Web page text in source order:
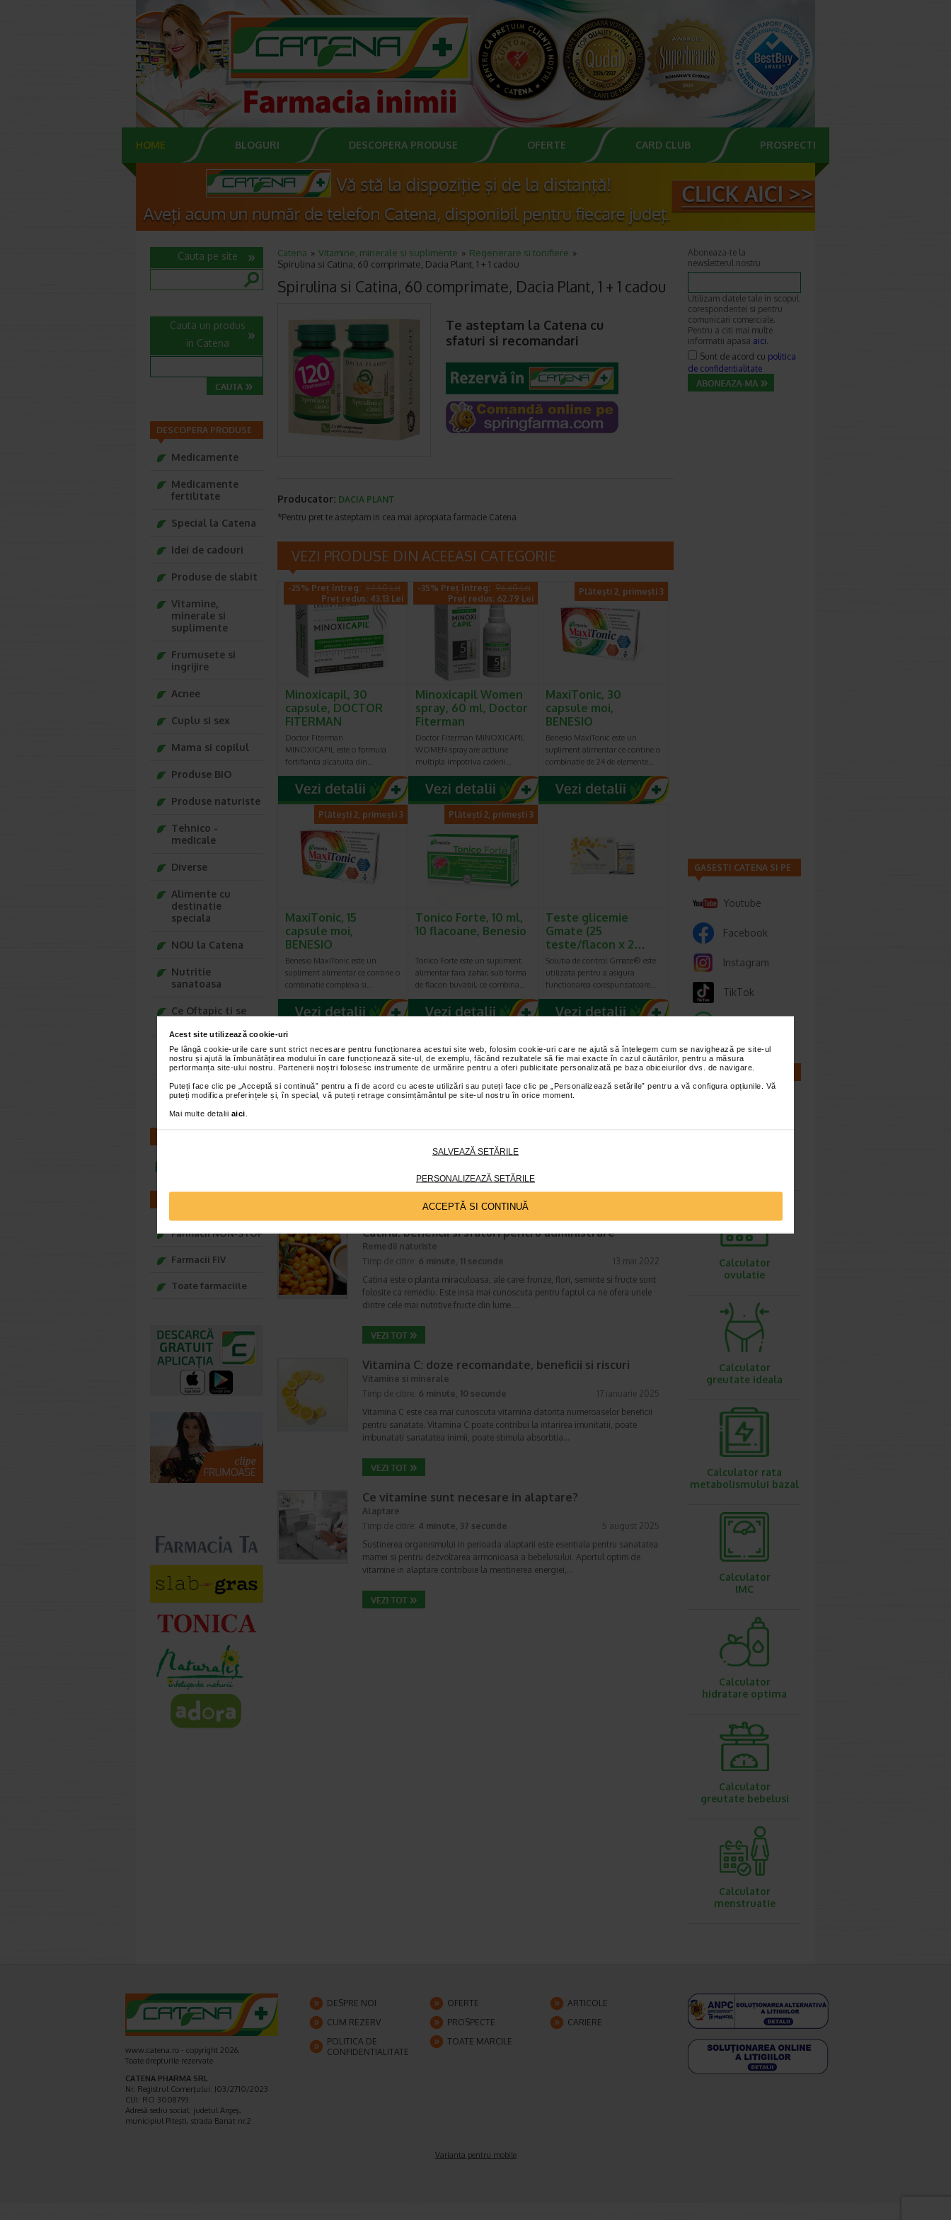
Acest site utilizează cookie-uri
Pe lângă cookie-urile care sunt strict necesare pentru funcționarea acestui site web, folosim cookie-uri care ne ajută să înțelegem cum se navighează pe site-ul
nostru și ajută la îmbunătățirea modului în care funcționează site-ul, de exemplu, făcând rezultatele să fie mai exacte în cazul căutărilor, pentru a măsura
performanța site-ului nostru. Partenerii noștri folosesc instrumente de urmărire pentru a oferi publicitate personalizată pe baza obiceiurilor dvs. de navigare.
Puteți face clic pe „Acceptă si continuă” pentru a fi de acord cu aceste utilizări sau puteți face clic pe „Personalizează setările” pentru a vă configura opțiunile. Vă
puteți modifica preferințele și, în special, vă puteți retrage consimțământul pe site-ul nostru în orice moment.
Mai multe detalii aici
SALVEAZĂ SETĂRILE
PERSONALIZEAZĂ SETĂRILE
ACCEPTĂ SI CONTINUĂ
HOME BLOGURI DESCOPERA PRODUSE OFERTE CARD CLUB PROSPECTE
Catena Vitamine, minerale si suplimente
Regenerare si tonifiere
Spirulina si Catina, 60 comprimate, Dacia Plant, 1 + 1 cadou
Spirulina si Catina, 60 comprimate, Dacia Plant, 1 + 1 cadou
Te asteptam la Catena cu
sfaturi si recomandari
Producator: DACIA PLANT
*Pentru pret te asteptam in cea mai apropiata farmacie Catena
VEZI PRODUSE DIN ACEEASI CATEGORIE
-25% Preț întreg: 57.50 Lei
Preț redus: 43.13 Lei
Minoxicapil, 30
capsule, DOCTOR
FITERMAN
Doctor Fiterman
MINOXICAPIL este o formula
fortifianta alcatuita din…
-35% Preț întreg: 96.60 Lei
Preț redus: 62.79 Lei
Minoxicapil Women
spray, 60 ml, Doctor
Fiterman
Doctor Fiterman MINOXICAPIL
WOMEN spray are actiune
multipla impotriva caderii…
Plătești 2, primești 3
MaxiTonic, 30
capsule moi,
BENESIO
Benesio MaxiTonic este un
supliment alimentar ce contine o
combinatie de 24 de elemente…
Plătești 2, primești 3
MaxiTonic, 15
capsule moi,
BENESIO
Benesio MaxiTonic este un
supliment alimentar ce contine o
combinatie complexa si…
Plătești 2, primești 3
Tonico Forte, 10 ml,
10 flacoane, Benesio
Tonico Forte este un supliment
alimentar fara zahar, sub forma
de flacon buvabil, ce combina…
Teste glicemie
Gmate (25
teste/flacon x 2…
Solutia de control Gmate® este
utilizata pentru a asigura
functionarea corespunzatoare…
ARTICOLE RECOMANDATE
Spirulina – ce este si cum va poate ajuta
In prezent, spirulina este cultivata in intreaga lume, fiind folosita atat de
nutritiv pentru hrana pasarilor din industria carnii…
Catina: beneficii si sfaturi pentru administrare
Remedii naturiste
Timp de citire: 6 minute, 11 secunde
13 mai 2022
Catina este o planta miraculoasa, ale carei frunze, flori, seminte si fructe sunt
folosite ca remediu. Este insa mai cunoscuta pentru faptul ca ne ofera unele
dintre cele mai nutritive fructe din lume.…
Vitamina C: doze recomandate, beneficii si riscuri
Vitamine si minerale
Timp de citire: 6 minute, 10 secunde
17 ianuarie 2025
Vitamina C este cea mai cunoscuta vitamina datorita numeroaselor beneficii
pentru sanatate. Vitamina C poate contribui la intarirea imunitatii, poate
imbunatati sanatatea inimii, poate stimula absorbtia…
Ce vitamine sunt necesare in alaptare?
Alaptare
Timp de citire: 4 minute, 37 secunde
5 august 2025
Sustinerea organismului in perioada alaptarii este esentiala pentru sanatatea
mamei si pentru dezvoltarea armonioasa a bebelusului. Aportul optim de
vitamine in alaptare contribuie la mentinerea energiei,…
Cauta pe site
Cauta un produs
in Catena
DESCOPERA PRODUSE
Medicamente
Medicamente
fertilitate
Special la Catena
Idei de cadouri
Produse de slabit
Vitamine,
minerale si
suplimente
Frumusete si
ingrijire
Acnee
Cuplu si sex
Mama si copilul
Produse BIO
Produse naturiste
Tehnico -
medicale
Diverse
Alimente cu
destinatie
speciala
NOU la Catena
Nutritie
sanatoasa
Ce Oftapic ti se
Adora – Adorabili
din prima clipa
Seturi cadou
Baylis&Harding
Farmacii NON-STOP
Farmacii FIV
Toate farmaciile
Aboneaza-te la
newsletterul nostru
Utilizam datele tale in scopul
corespondentei si pentru
comunicari comerciale.
Pentru a citi mai multe
informatii apasa aici.
Sunt de acord cu politica
de confidentialitate
GASESTI CATENA SI PE
Youtube
Facebook
Instagram
TikTok
CALCULATOARE
Calculator
ovulatie
Calculator
greutate ideala
Calculator rata
metabolismului bazal
Calculator
IMC
Calculator
hidratare optima
Calculator
greutate bebelusi
Calculator
menstruatie
www.catena.ro - copyright 2026,
Toate drepturile rezervate
CATENA PHARMA SRL
Nr. Registrul Comerţului: J03/2710/2023
CUI: RO 3008793
Adresă sediu social: judetul Argeş,
municipiul Piteşti, strada Banat nr.2
DESPRE NOI OFERTE
ARTICOLE
CUM REZERV
PROSPECTE
CARIERE
POLITICA DE
CONFIDENTIALITATE
TOATE MARCILE
Varianta pentru mobile